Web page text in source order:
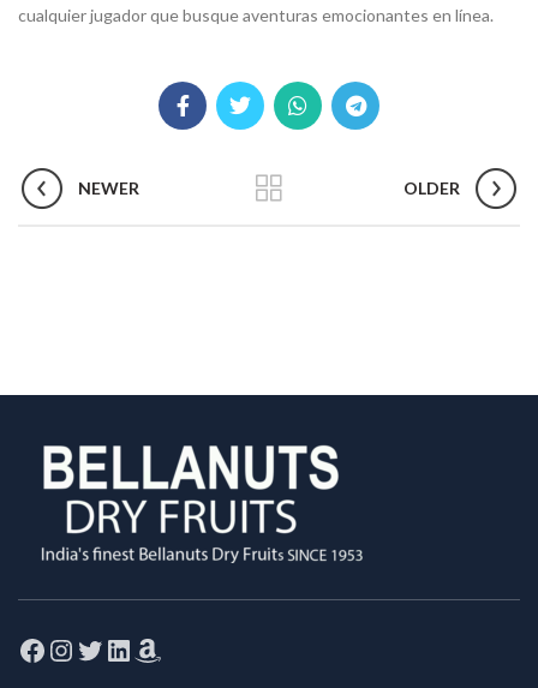
cualquier jugador que busque aventuras emocionantes en línea.
NEWER OLDER
Facebook
Instagram
Twitter
LinkedIn
Amazon